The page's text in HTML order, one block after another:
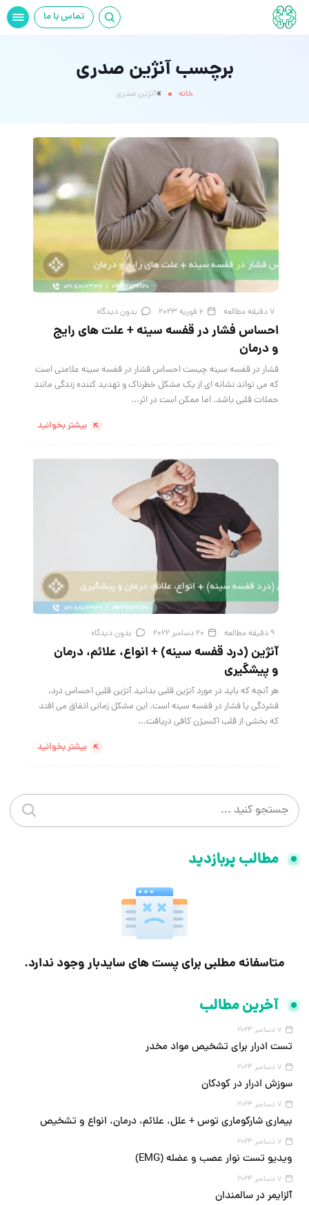
تماس با ما
برچسب آنژین صدری
خانه »آنژین صدری
7 دقیقه مطالعه 6 فوریه 2023 بدون دیدگاه
احساس فشار در قفسه سینه + علت های رایج
و درمان
فشار در قفسه سینه چیست احساس فشار در قفسه سینه علامتی است
که می تواند نشانه ای از یک مشکل خطرناک و تهدید کننده زندگی مانند
حملات قلبی باشد. اما ممکن است در اثر...
بیشتر بخوانید
9 دقیقه مطالعه 20 دسامبر 2022 بدون دیدگاه
آنژین (درد قفسه سینه) + انواع، علائم، درمان
و پیشگیری
هر آنچه که باید در مورد آنژین قلبی بدانید آنژین قلبی احساس درد،
فشردگی یا فشار در قفسه سینه است. این مشکل زمانی اتفاق می افتد
که بخشی از قلب اکسیژن کافی دریافت...
بیشتر بخوانید
جستجو در سایت
مطالب پربازدید
متاسفانه مطلبی برای پست های سایدبار وجود ندارد.
آخرین مطالب
7 دسامبر 2024
تست ادرار برای تشخیص مواد مخدر
7 دسامبر 2024
سوزش ادرار در کودکان
7 دسامبر 2024
بیماری شارکوماری توس + علل، علائم، درمان، انواع و تشخیص
7 دسامبر 2024
ویدیو تست نوار عصب و عضله (EMG)
7 دسامبر 2024
آلزایمر در سالمندان